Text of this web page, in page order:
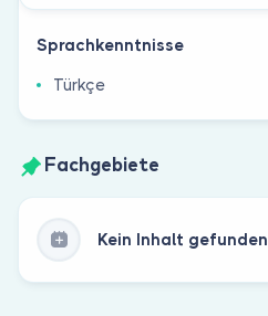
Sprachkenntnisse
Türkçe
Fachgebiete
Kein Inhalt gefunden